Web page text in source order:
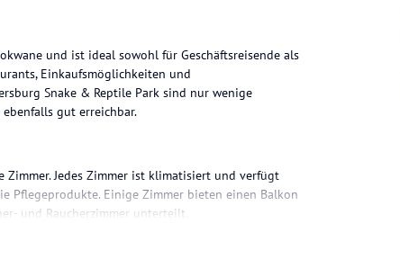
und ist ideal sowohl für Geschäftsreisende als
Einkaufsmöglichkeiten und
Snake & Reptile Park sind nur wenige
gut erreichbar.
Jedes Zimmer ist klimatisiert und verfügt
Pflegeprodukte. Einige Zimmer bieten einen Balkon
und Raucherzimmer unterteilt.